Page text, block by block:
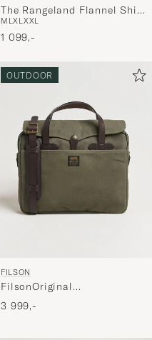
The Rangeland Flannel Shirt
Charcoal
M LXLXXL
1 099,-
OUTDOOR
FILSON
FilsonOriginal
BriefcaseOtter Green
3 999,-